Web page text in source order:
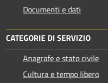
Documenti e dati
CATEGORIE DI SERVIZIO
Anagrafe e stato civile
Cultura e tempo libero